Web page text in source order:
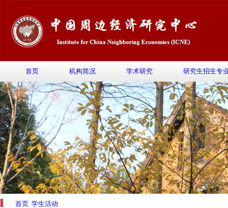
首页 机构简况 学术研究 研究生招生专
首页 学生活动